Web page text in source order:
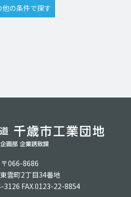
〒066-8686
雲町2丁目34番地
3126 FAX.0123-22-8854